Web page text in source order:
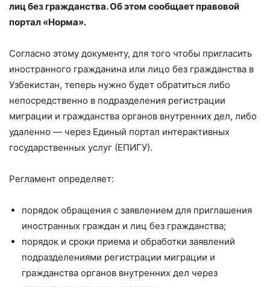
лиц без гражданства. Об этом сообщает правовой
портал «Норма».
Согласно этому документу, для того чтобы пригласить
иностранного гражданина или лицо без гражданства в
Узбекистан, теперь нужно будет обратиться либо
непосредственно в подразделения регистрации
миграции и гражданства органов внутренних дел, либо
удаленно — через Единый портал интерактивных
государственных услуг (ЕПИГУ).
Регламент определяет:
порядок обращения с заявлением для приглашения
иностранных граждан и лиц без гражданства;
порядок и сроки приема и обработки заявлений
подразделениями регистрации миграции и
гражданства органов внутренних дел через